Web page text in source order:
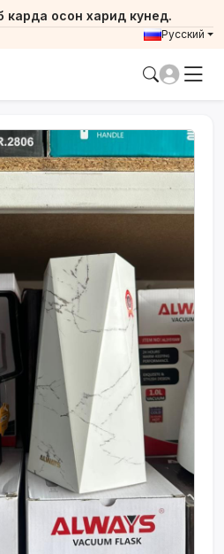
карда осон харид кунед.
Русский